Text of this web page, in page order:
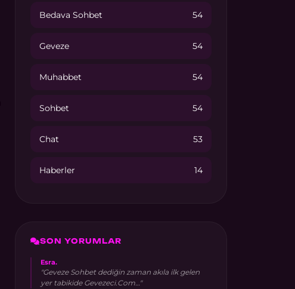
Bedava Sohbet 54
Geveze 54
Muhabbet 54
Sohbet 54
Chat 53
Haberler 14
SON YORUMLAR
Esra.
"Geveze Sohbet dediğin zaman akıla ilk gelen
yer tabikide Gevezeci.Com…"